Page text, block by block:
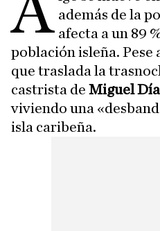
A además de la
afecta a un 89
población isleña. Pese
que traslada la
castrista de Miguel
viviendo una
isla caribeña.